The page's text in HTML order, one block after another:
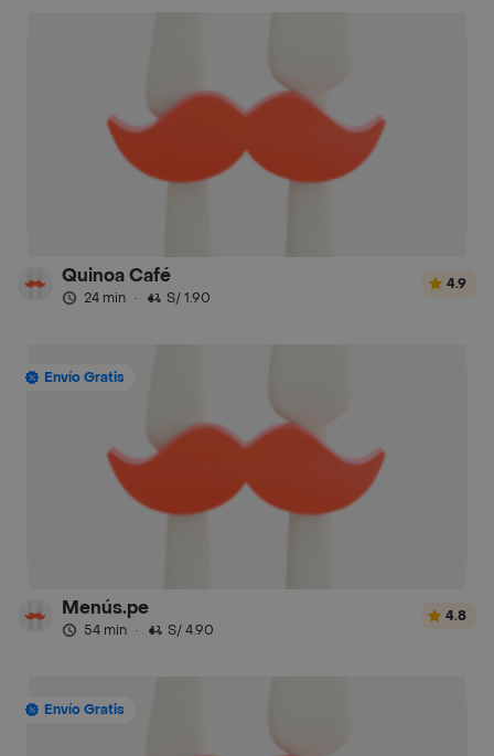
Quinoa Café
24 min · S/ 1.90
4.9
Envío Gratis
Menús.pe
54 min · S/ 4.90
4.8
Envío Gratis